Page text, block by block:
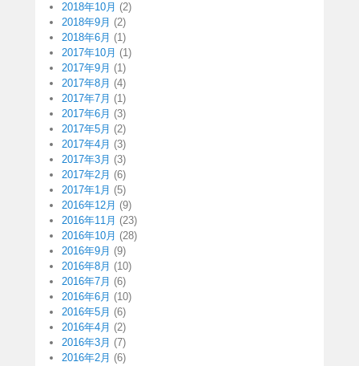
2018年10月 (2)
2018年9月 (2)
2018年6月 (1)
2017年10月 (1)
2017年9月 (1)
2017年8月 (4)
2017年7月 (1)
2017年6月 (3)
2017年5月 (2)
2017年4月 (3)
2017年3月 (3)
2017年2月 (6)
2017年1月 (5)
2016年12月 (9)
2016年11月 (23)
2016年10月 (28)
2016年9月 (9)
2016年8月 (10)
2016年7月 (6)
2016年6月 (10)
2016年5月 (6)
2016年4月 (2)
2016年3月 (7)
2016年2月 (6)